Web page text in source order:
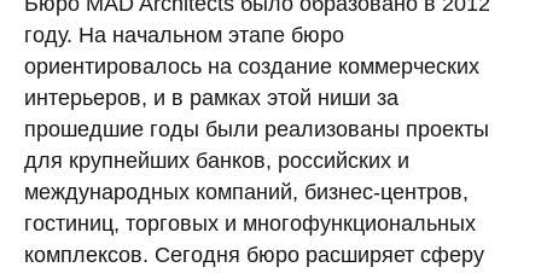
году. На начальном этапе бюро
ориентировалось на создание коммерческих
интерьеров, и в рамках этой ниши за
прошедшие годы были реализованы проекты
для крупнейших банков, российских и
международных компаний, бизнес-центров,
гостиниц, торговых и многофункциональных
комплексов. Сегодня бюро расширяет сферу